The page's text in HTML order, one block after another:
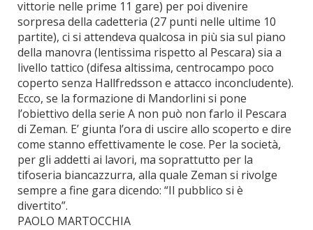
vittorie nelle prime 11 gare) per poi divenire
sorpresa della cadetteria (27 punti nelle ultime 10
partite), ci si attendeva qualcosa in più sia sul piano
della manovra (lentissima rispetto al Pescara) sia a
livello tattico (difesa altissima, centrocampo poco
coperto senza Hallfredsson e attacco inconcludente).
Ecco, se la formazione di Mandorlini si pone
l’obiettivo della serie A non può non farlo il Pescara
di Zeman. E’ giunta l’ora di uscire allo scoperto e dire
come stanno effettivamente le cose. Per la società,
per gli addetti ai lavori, ma soprattutto per la
tifoseria biancazzurra, alla quale Zeman si rivolge
sempre a fine gara dicendo: “Il pubblico si è
divertito”.
PAOLO MARTOCCHIA